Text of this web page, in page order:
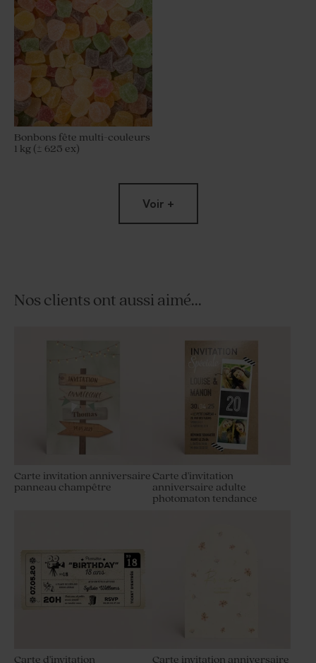
Bonbons fête multi-couleurs
1 kg (± 625 ex)
Voir +
Nos clients ont aussi aimé...
Carte invitation anniversaire
panneau champêtre
Carte d'invitation
anniversaire adulte
photomaton tendance
Carte d'invitation Carte invitation anniversaire